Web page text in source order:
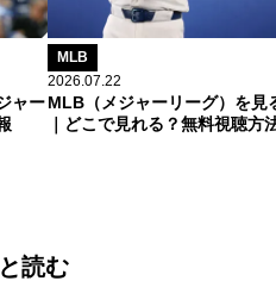
ャー
MLB
2026.07.22
MLB（メジャーリーグ）を見
｜どこで見れる？無料視聴方
読む